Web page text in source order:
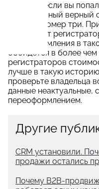
В случае если вы
единственный
вариант номер три.
предложит
переоформления в
обойдется в более
регистраторов
лучше в такую
проверьте владельца
данные неактуальные,
переоформлением.
Другие
CRM установили.
продажи остались
Почему B2B-